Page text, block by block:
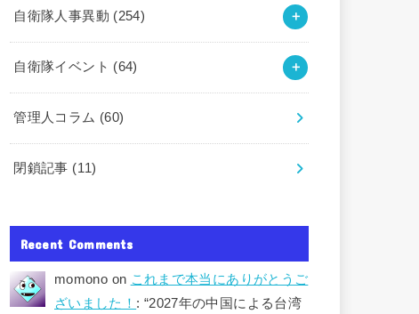
自衛隊人事異動 (254)
自衛隊イベント (64)
管理人コラム (60)
閉鎖記事 (11)
Recent Comments
momono on これまで本当にありがとうご
ざいました！ : “2027年の中国による台湾